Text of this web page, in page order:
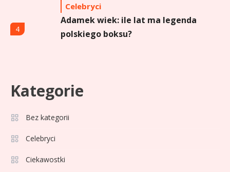
4
Celebryci
Adamek wiek: ile lat ma legenda
polskiego boksu?
5
Aga Grzelak wiek: odkryj prawdę
o popularnej influencerce!
6
aktorce i jej karierze
Kategorie
Bez kategorii
Celebryci
Ciekawostki